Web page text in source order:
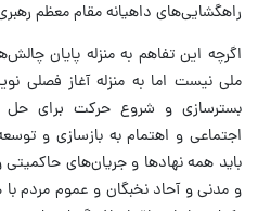
راهگشایی‌های داهیانه مقام معظم
اگرچه این تفاهم به منزله پایان
ملی نیست اما به منزله آغاز فصلی
بسترسازی و شروع حرکت برای حل
اجتماعی و اهتمام به بازسازی و
باید همه نهادها و جریان‌های
و مدنی و آحاد نخبگان و عموم مردم